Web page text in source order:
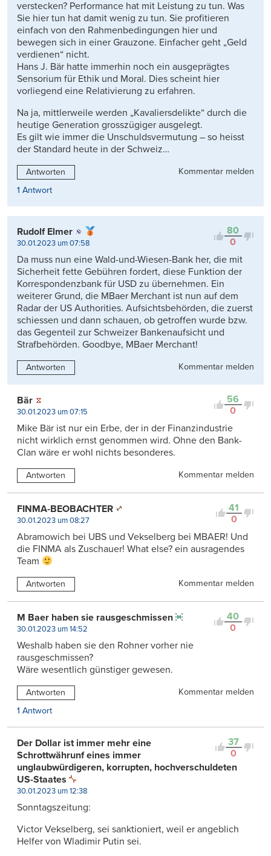
verstecken? Performance hat mit Leistung zu tun. Was
Sie hier tun hat damit wenig zu tun. Sie profitieren
einfach von den Rahmenbedingungen hier und
bewegen sich in einer Grauzone. Einfacher geht „Geld
verdienen“ nicht.
Hans J. Bär hatte immerhin noch ein ausgeprägtes
Sensorium für Ethik und Moral. Dies scheint hier
vorliegend eine Relativierung zu erfahren.
Na ja, mittlerweile werden „Kavaliersdelikte“ durch die
heutige Generation grosszügiger ausgelegt.
Es gilt wie immer die Unschuldsvermutung – so heisst
der Standard heute in der Schweiz…
Antworten
Kommentar melden
1 Antwort
80
0
Rudolf Elmer
30.01.2023 um 07:58
Da muss nun eine Wald-und-Wiesen-Bank her, die mit
Sicherheit fette Gebühren fordert, diese Funktion der
Korrespondenzbank für USD zu übernehmen. Ein
weiterer Grund, die MBaer Merchant ist nun auf dem
Radar der US Authorities. Aufsichtsbehörden, die zuerst
schiessen und dann schauen, ob getroffen wurde bzw.
das Gegenteil zur Schweizer Bankenaufsicht und
Strafbehörden. Goodbye, MBaer Merchant!
Antworten Kommentar melden
56
0
Bär
30.01.2023 um 07:15
Mike Bär ist nur ein Erbe, der in der Finanzindustrie
nicht wirklich ernst genommen wird. Ohne den Bank-
Clan wäre er wohl nichts besonderes.
Antworten Kommentar melden
41
0
FINMA-BEOBACHTER
30.01.2023 um 08:27
Abramowich bei UBS und Vekselberg bei MBAER! Und
die FINMA als Zuschauer! What else? ein ausragendes
Team
Antworten Kommentar melden
40
0
M Baer haben sie rausgeschmissen
30.01.2023 um 14:52
Weshalb haben sie den Rohner vorher nie
rausgeschmissen?
Wäre wesentlich günstiger gewesen.
Antworten
Kommentar melden
1 Antwort
37
0
Der Dollar ist immer mehr eine
Schrottwährunf eines immer
unglaubwürdigeren, korrupten, hochverschuldeten
US-Staates
30.01.2023 um 12:38
Sonntagszeitung:
Victor Vekselberg, sei sanktioniert, weil er angeblich
Helfer von Wladimir Putin sei.